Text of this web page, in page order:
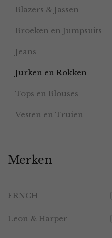
Blazers & Jassen
Broeken en Jumpsuits
Jeans
Jurken en Rokken
Tops en Blouses
Vesten en Truien
Merken
FRNCH
Leon & Harper